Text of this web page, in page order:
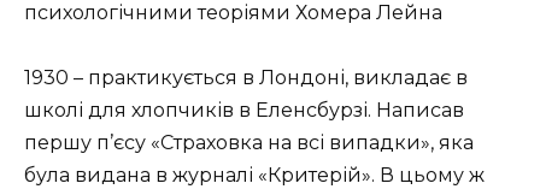
психологічними теоріями Хомера Лейна
1930 – практикується в Лондоні, викладає в
школі для хлопчиків в Еленсбурзі. Написав
першу п’єсу «Страховка на всі випадки», яка
була видана в журналі «Критерій». В цьому ж